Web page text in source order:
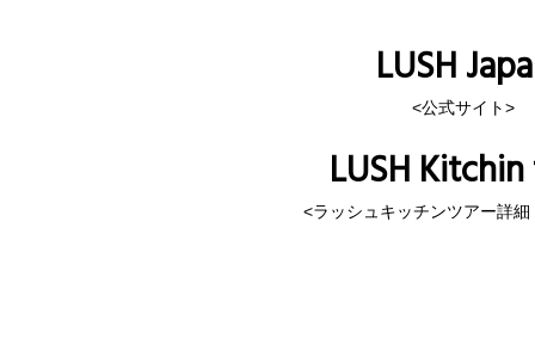
LUSH
<公式サイト>
LUSH
<ラッシュキッチンツアー詳